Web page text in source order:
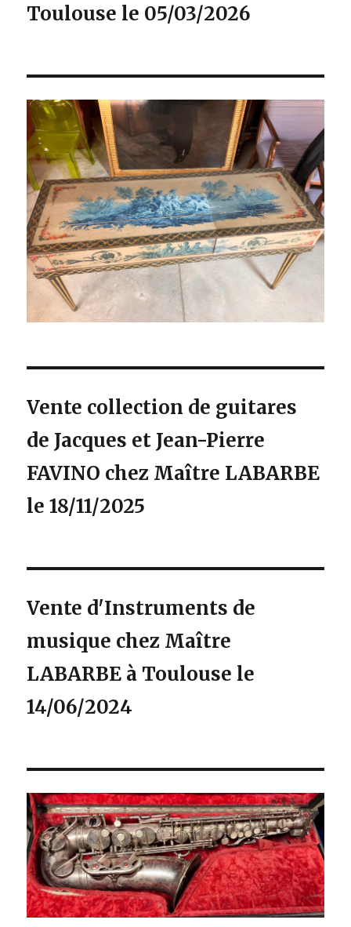
Toulouse le 05/03/2026
Vente collection de guitares
de Jacques et Jean-Pierre
FAVINO chez Maître LABARBE
le 18/11/2025
Vente d'Instruments de
musique chez Maître
LABARBE à Toulouse le
14/06/2024